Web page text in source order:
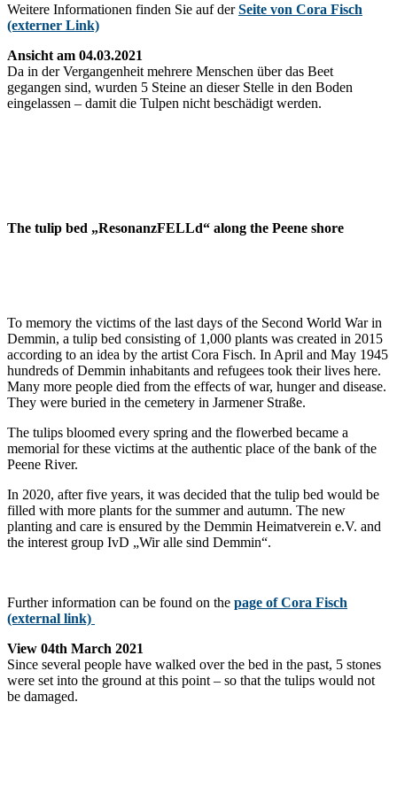
Weitere Informationen finden Sie auf derSeite von Cora Fisch
(externer Link)
Ansicht am 04.03.2021
Da in der Vergangenheit mehrere Menschen über das Beet
gegangen sind, wurden 5 Steine an dieser Stelle in den Boden
eingelassen – damit die Tulpen nicht beschädigt werden.
The tulip bed „ResonanzFELLd“ along the Peene shore
To memory the victims of the last days of the Second World War in
Demmin, a tulip bed consisting of 1,000 plants was created in 2015
according to an idea by the artist Cora Fisch. In April and May 1945
hundreds of Demmin inhabitants and refugees took their lives here.
Many more people died from the effects of war, hunger and disease.
They were buried in the cemetery in Jarmener Straße.
The tulips bloomed every spring and the flowerbed became a
memorial for these victims at the authentic place of the bank of the
Peene River.
In 2020, after five years, it was decided that the tulip bed would be
filled with more plants for the summer and autumn. The new
planting and care is ensured by the Demmin Heimatverein e.V. and
the interest group IvD „Wir alle sind Demmin“.
Further information can be found on the page of Cora Fisch
(external link)
View 04th March 2021
Since several people have walked over the bed in the past, 5 stones
were set into the ground at this point – so that the tulips would not
be damaged.